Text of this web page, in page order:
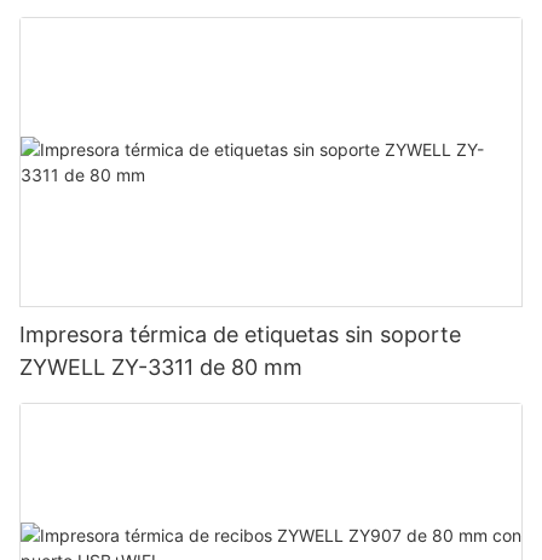
Negra
Impresora térmica de etiquetas sin soporte
ZYWELL ZY-3311 de 80 mm